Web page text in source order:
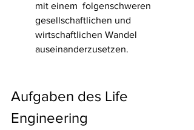
mit einem  folgenschweren
gesellschaftlichen und
wirtschaftlichen Wandel
auseinanderzusetzen.
Aufgaben des Life
Engineering